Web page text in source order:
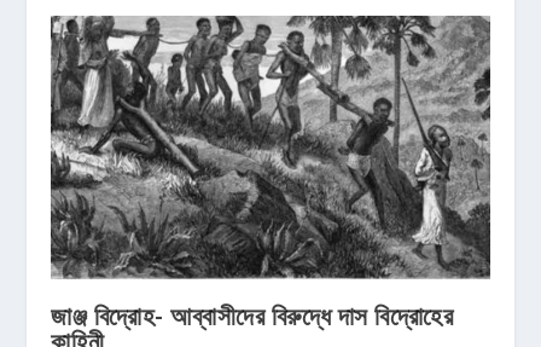
জাঞ্জ বিদ্রোহ- আব্বাসীদের বিরুদ্ধে দাস বিদ্রোহের
কাহিনী